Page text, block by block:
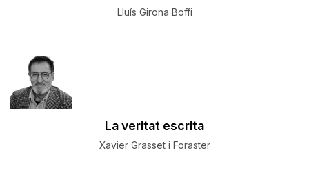
Lluís Girona Boffi
La veritat escrita
Xavier Grasset i Foraster